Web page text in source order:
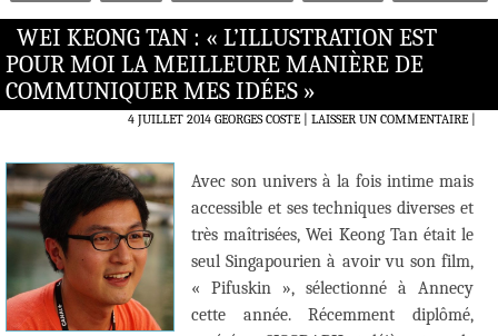
WEI KEONG TAN : « L’ILLUSTRATION EST
POUR MOI LA MEILLEURE MANIÈRE DE
COMMUNIQUER MES IDÉES »
4 JUILLET 2014 GEORGES COSTE LAISSER UN COMMENTAIRE|
Avec son univers à la fois intime mais
accessible et ses techniques diverses et
très maîtrisées, Wei Keong Tan était le
seul Singapourien à avoir vu son film,
« Pifuskin », sélectionné à Annecy
cette année. Récemment diplômé,